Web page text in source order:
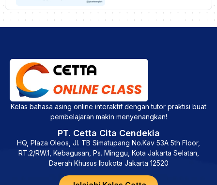
Kelas bahasa asing online interaktif dengan tutor praktisi buat
pembelajaran makin menyenangkan!
PT. Cetta Cita Cendekia
HQ, Plaza Oleos, Jl. TB Simatupang No.Kav 53A 5th Floor,
RT.2/RW.1, Kebagusan, Ps. Minggu, Kota Jakarta Selatan,
Daerah Khusus Ibukota Jakarta 12520